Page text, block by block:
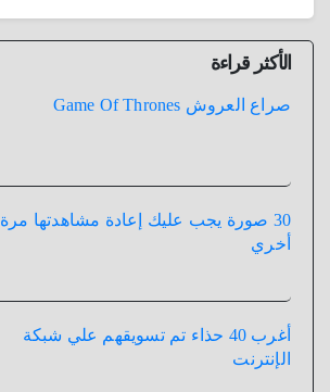
الأكثر قراءة
صراع العروش Game Of Thrones
30 صورة يجب عليك إعادة مشاهدتها مرة
أخري
أغرب 40 حذاء تم تسويقهم علي شبكة
الإنترنت